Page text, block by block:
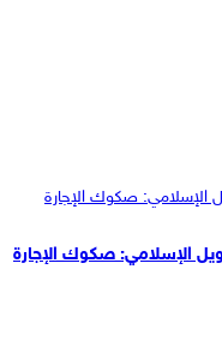
الإسلامي: صكوك الإجارة